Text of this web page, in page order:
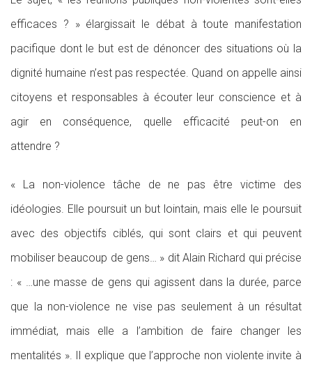
efficaces ? » élargissait le débat à toute manifestation
pacifique dont le but est de dénoncer des situations où la
dignité humaine n’est pas respectée. Quand on appelle ainsi
citoyens et responsables à écouter leur conscience et à
agir en conséquence, quelle efficacité peut-on en
attendre ?
« La non-violence tâche de ne pas être victime des
idéologies. Elle poursuit un but lointain, mais elle le poursuit
avec des objectifs ciblés, qui sont clairs et qui peuvent
mobiliser beaucoup de gens… » dit Alain Richard qui précise
: « …une masse de gens qui agissent dans la durée, parce
que la non-violence ne vise pas seulement à un résultat
immédiat, mais elle a l’ambition de faire changer les
mentalités ». Il explique que l’approche non violente invite à